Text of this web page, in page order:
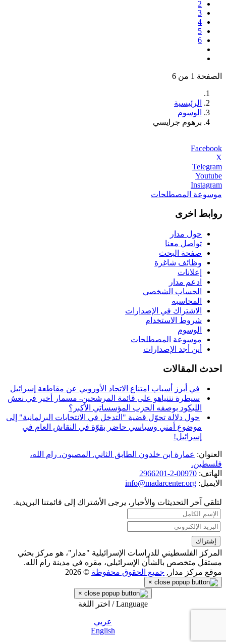
2
3
4
5
6
الصفحة 1 من 6
الرئيسية
الوسوم
برهوم جرايسي
Facebook
X
Telegram
Youtube
Instagram
موسوعة المصطلحات
روابط اخرى
حول مدار
تواصل معنا
صفحة البحث
وظائف شاغرة
إعلانات
ادعم مدار
الحساب الشخصي
المحاسبه
الاشتراك في الإصدارات
شروط الاستخدام
الوسوم
موسوعة المصطلحات
أين أجد الإصدارات
احدث المقالات
في أبرز أسباب امتناع الاتحاد الأوروبي عن مقاطعة إسرائيل
سيطرة نتنياهو على قائمة المرشحين- مسمار أخير في نعش
الليكود بوصفه الحزب المؤسساتي الأكبر؟
حول دلالة تحوّل قضية "التدخل في الانتخابات البرلمانية" إلى
موضوع أمني وسياسي حاضر بقوّة في النقاش العام في
إسرائيل!
العنوان: عمارة ابن خلدون الطابق الثاني. المصيون، رام الله،
فلسطين.
الهاتف: 00970-2-2966201
الايميل: info@madarcenter.org
لتلقي آخر التحديثات والأخبار، يرجى الأشتراك إلى قائمتنا البريدية.
المركز الفلسطيني للدراسات الإسرائيلية "مدار"، هو مركز بحثي
مستقل متخصص بالشأن الإسرائيلي، مقره في مدينة رام الله.
موقع مركز مدار, جميع الحقوق محفوظة © 2026
×
×
Language / اختر اللغة
عربي
English